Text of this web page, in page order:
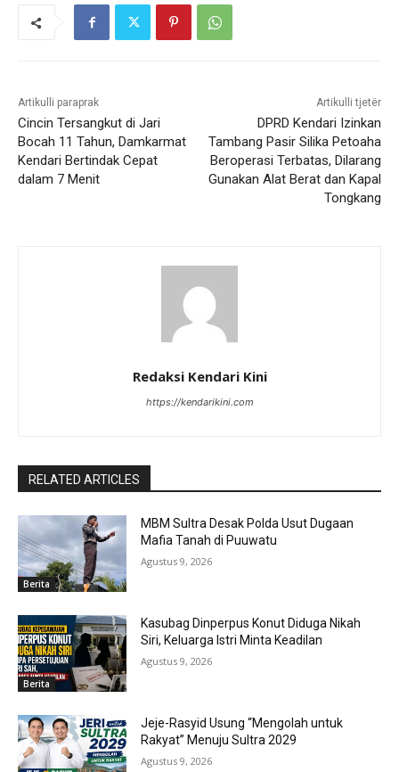
Artikulli paraprak
Cincin Tersangkut di Jari
Bocah 11 Tahun, Damkarmat
Kendari Bertindak Cepat
dalam 7 Menit
Artikulli tjetër
DPRD Kendari Izinkan
Tambang Pasir Silika Petoaha
Beroperasi Terbatas, Dilarang
Gunakan Alat Berat dan Kapal
Tongkang
Redaksi Kendari Kini
https://kendarikini.com
RELATED ARTICLES
Berita
MBM Sultra Desak Polda Usut Dugaan
Mafia Tanah di Puuwatu
Agustus 9, 2026
Berita
Kasubag Dinperpus Konut Diduga Nikah
Siri, Keluarga Istri Minta Keadilan
Agustus 9, 2026
Jeje-Rasyid Usung “Mengolah untuk
Rakyat” Menuju Sultra 2029
Agustus 9, 2026